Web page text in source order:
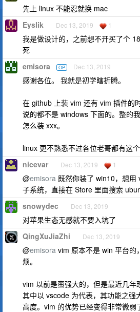
先上 linux 不能忍就换 mac
Eyslik Dec 13, 2019 1
我是做设计的，之前想不开买了个
死
emisora OP Dec 13, 2019
感谢各位。 我就是初学瞎折腾。
在 github 上装 vim 还有 vim 插件的
说的都不是 windows 下面的。整的
怎么装 xxx。
linux 更不熟悉不过各位老哥都有这
nicevar Dec 13, 2019 1
@emisora 既然你装了 win10，想
子系统，直接在 Store 里面搜索
snowydec Dec 13, 2019
对苹果生态无感就不要入坑了
QingXuJiaZhi Dec 13, 2019
@emisora vim 原本不是 win 平台的
烦。
vim 以前是蛮强大的，但是最近几年
其中以 vscode 为代表，其功能之强
高度。vim 的优势已经变得非常微弱